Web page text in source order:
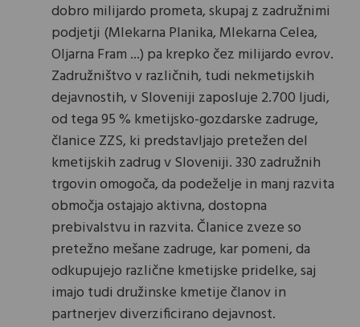
dobro milijardo prometa, skupaj z zadružnimi
podjetji (Mlekarna Planika, Mlekarna Celea,
Oljarna Fram ...) pa krepko čez milijardo evrov.
Zadružništvo v različnih, tudi nekmetijskih
dejavnostih, v Sloveniji zaposluje 2.700 ljudi,
od tega 95 % kmetijsko-gozdarske zadruge,
članice ZZS, ki predstavljajo pretežen del
kmetijskih zadrug v Sloveniji. 330 zadružnih
trgovin omogoča, da podeželje in manj razvita
območja ostajajo aktivna, dostopna
prebivalstvu in razvita. Članice zveze so
pretežno mešane zadruge, kar pomeni, da
odkupujejo različne kmetijske pridelke, saj
imajo tudi družinske kmetije članov in
partnerjev diverzificirano dejavnost.